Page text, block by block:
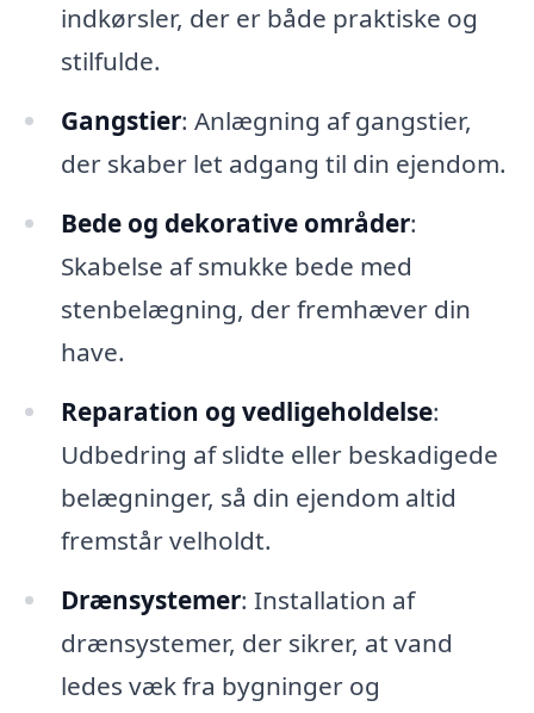
indkørsler, der er både praktiske og
stilfulde.
Gangstier: Anlægning af gangstier,
der skaber let adgang til din ejendom.
Bede og dekorative områder:
Skabelse af smukke bede med
stenbelægning, der fremhæver din
have.
Reparation og vedligeholdelse:
Udbedring af slidte eller beskadigede
belægninger, så din ejendom altid
fremstår velholdt.
Drænsystemer: Installation af
drænsystemer, der sikrer, at vand
ledes væk fra bygninger og